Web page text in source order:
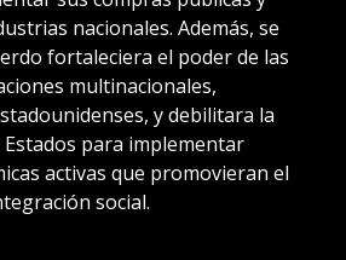
nacionales. Además, se
fortaleciera el poder de las
multinacionales,
y debilitara la
Estados para implementar
activas que promovieran el
social.